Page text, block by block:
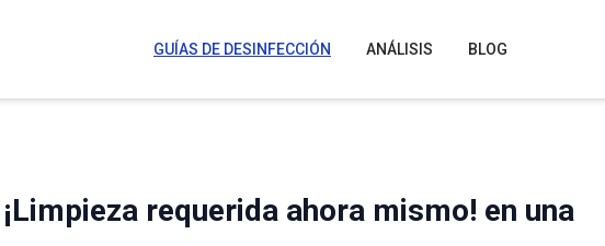
GUÍAS DE DESINFECCIÓN ANÁLISIS BLOG
requerida ahora mismo! en una